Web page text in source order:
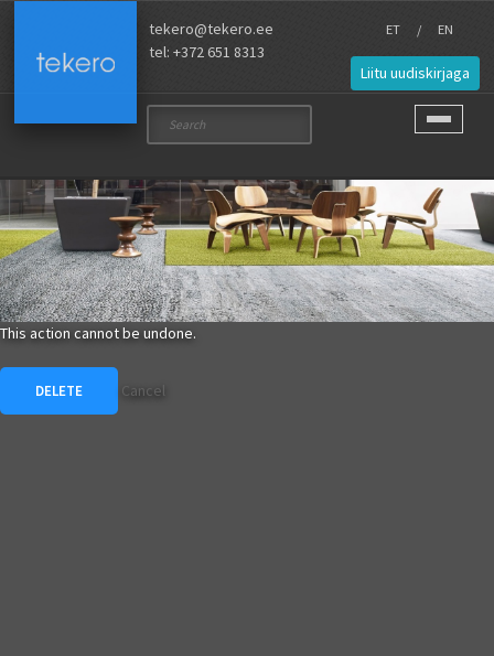
tekero@tekero.ee
tel: +372 651 8313
ET EN
Liitu uudiskirjaga
Search
Toggle
This action cannot be undone.
Cancel